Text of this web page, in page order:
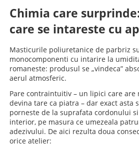
Chimia care
care se intareste cu
Masticurile poliuretanice de parbriz
monocomponenti cu intarire la
romaneste: produsul se „vindeca”
aerul atmosferic.
Pare contraintuitiv – un lipici care are
devina tare ca piatra – dar exact asta
porneste de la suprafata cordonului
interior, pe masura ce umezeala
adezivului. De aici rezulta doua
orice atelier: